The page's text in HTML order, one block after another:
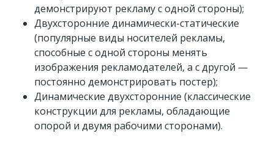
демонстрируют рекламу с одной стороны);
Двухсторонние динамически-статические
(популярные виды носителей рекламы,
способные с одной стороны менять
изображения рекламодателей, а с другой —
постоянно демонстрировать постер);
Динамические двухсторонние (классические
конструкции для рекламы, обладающие
опорой и двумя рабочими сторонами).